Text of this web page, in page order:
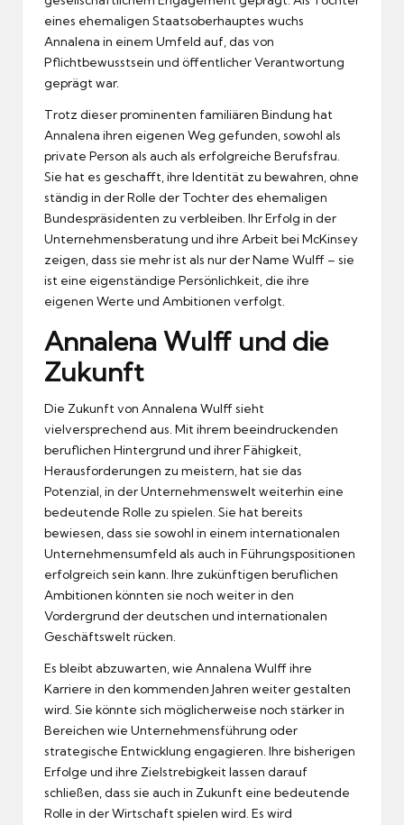
eines ehemaligen Staatsoberhauptes wuchs
Annalena in einem Umfeld auf, das von
Pflichtbewusstsein und öffentlicher Verantwortung
geprägt war.
Trotz dieser prominenten familiären Bindung hat
Annalena ihren eigenen Weg gefunden, sowohl als
private Person als auch als erfolgreiche Berufsfrau.
Sie hat es geschafft, ihre Identität zu bewahren, ohne
ständig in der Rolle der Tochter des ehemaligen
Bundespräsidenten zu verbleiben. Ihr Erfolg in der
Unternehmensberatung und ihre Arbeit bei McKinsey
zeigen, dass sie mehr ist als nur der Name Wulff – sie
ist eine eigenständige Persönlichkeit, die ihre
eigenen Werte und Ambitionen verfolgt.
Annalena Wulff und die
Zukunft
Die Zukunft von Annalena Wulff sieht
vielversprechend aus. Mit ihrem beeindruckenden
beruflichen Hintergrund und ihrer Fähigkeit,
Herausforderungen zu meistern, hat sie das
Potenzial, in der Unternehmenswelt weiterhin eine
bedeutende Rolle zu spielen. Sie hat bereits
bewiesen, dass sie sowohl in einem internationalen
Unternehmensumfeld als auch in Führungspositionen
erfolgreich sein kann. Ihre zukünftigen beruflichen
Ambitionen könnten sie noch weiter in den
Vordergrund der deutschen und internationalen
Geschäftswelt rücken.
Es bleibt abzuwarten, wie Annalena Wulff ihre
Karriere in den kommenden Jahren weiter gestalten
wird. Sie könnte sich möglicherweise noch stärker in
Bereichen wie Unternehmensführung oder
strategische Entwicklung engagieren. Ihre bisherigen
Erfolge und ihre Zielstrebigkeit lassen darauf
schließen, dass sie auch in Zukunft eine bedeutende
Rolle in der Wirtschaft spielen wird. Es wird